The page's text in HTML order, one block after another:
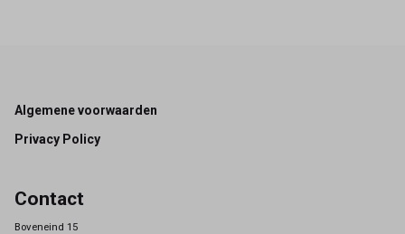
Footer
Algemene voorwaarden
Privacy Policy
Contact
Boveneind 15